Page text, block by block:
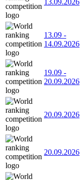
13.09 -
14.09.2026
19.09 -
20.09.2026
20.09.2026
20.09.2026